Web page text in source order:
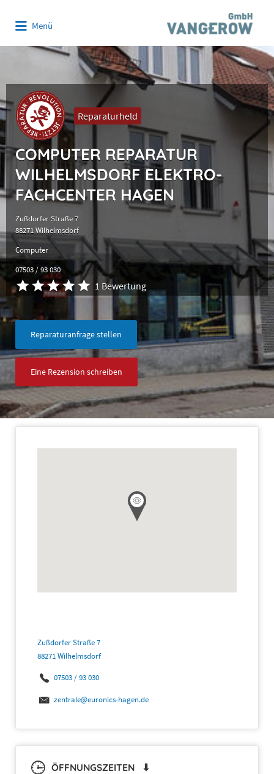
Menü
Reparaturheld
COMPUTER REPARATUR
WILHELMSDORF ELEKTRO-
FACHCENTER HAGEN
Zußdorfer Straße 7
88271 Wilhelmsdorf
Computer
07503 / 93 030
1 Bewertung
Reparaturanfrage stellen
Eine Rezension schreiben
Zußdorfer Straße 7
88271 Wilhelmsdorf
07503 / 93 030
zentrale@euronics-hagen.de
ÖFFNUNGSZEITEN ⬇